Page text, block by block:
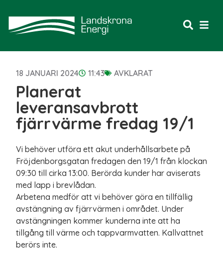
18 JANUARI 2024 11:43 AVKLARAT
Planerat
leveransavbrott
fjärrvärme fredag 19/1
Vi behöver utföra ett akut underhållsarbete på
Fröjdenborgsgatan fredagen den 19/1 från klockan
09:30 till cirka 13:00. Berörda kunder har aviserats
med lapp i brevlådan.
Arbetena medför att vi behöver göra en tillfällig
avstängning av fjärrvärmen i området. Under
avstängningen kommer kunderna inte att ha
tillgång till värme och tappvarmvatten. Kallvattnet
berörs inte.